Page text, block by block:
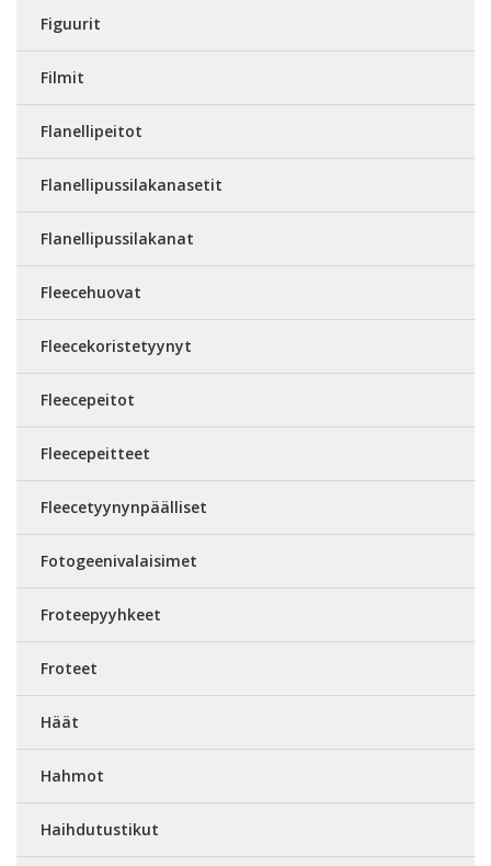
Figuurit
Filmit
Flanellipeitot
Flanellipussilakanasetit
Flanellipussilakanat
Fleecehuovat
Fleecekoristetyynyt
Fleecepeitot
Fleecepeitteet
Fleecetyynynpäälliset
Fotogeenivalaisimet
Froteepyyhkeet
Froteet
Häät
Hahmot
Haihdutustikut